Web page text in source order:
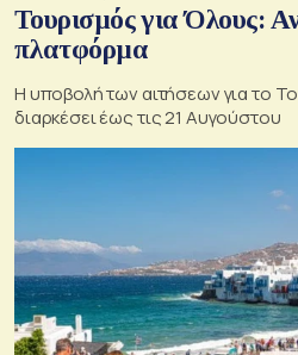
Τουρισμός για Όλους:
πλατφόρμα
Η υποβολή των αιτήσεων για το
διαρκέσει έως τις 21 Αυγούστου